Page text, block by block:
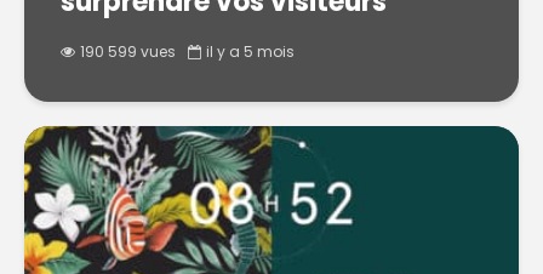
190 599 vues il y a 5 mois